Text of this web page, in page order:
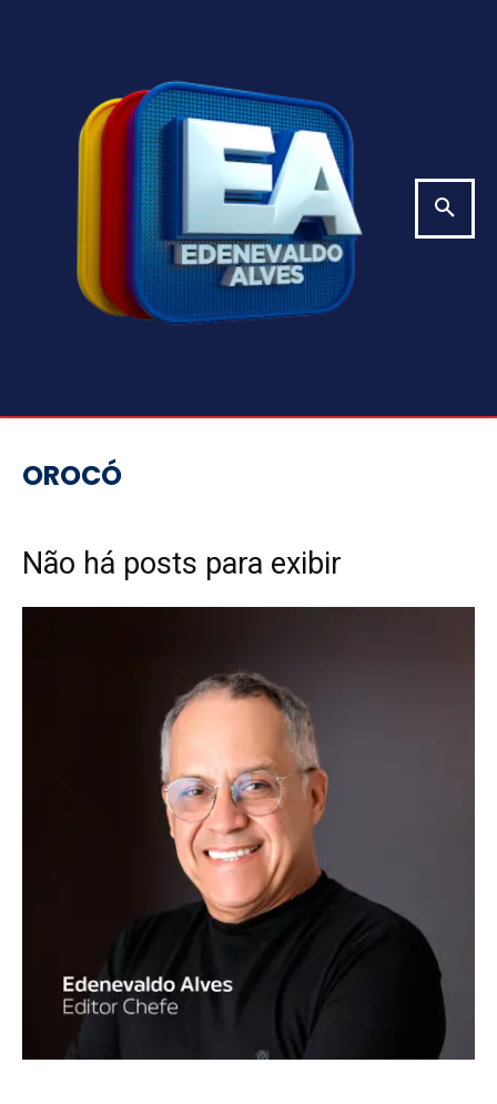
OROCÓ
Não há posts para exibir